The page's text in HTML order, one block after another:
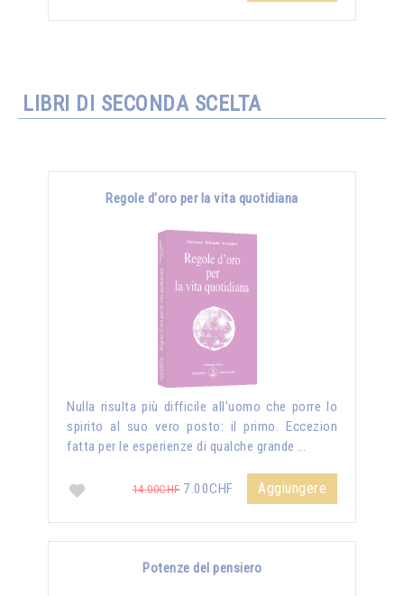
LIBRI DI SECONDA SCELTA
Regole d'oro per la vita quotidiana
Nulla risulta più difficile all’uomo che porre lo
spirito al suo vero posto: il primo. Eccezion
fatta per le esperienze di qualche grande …
14.00CHF7.00CHF Aggiungere
Potenze del pensiero